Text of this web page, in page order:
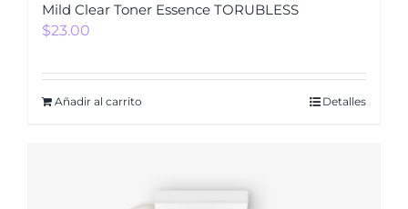
Mild Clear Toner Essence TORUBLESS
$23.00
Añadir al carrito Detalles